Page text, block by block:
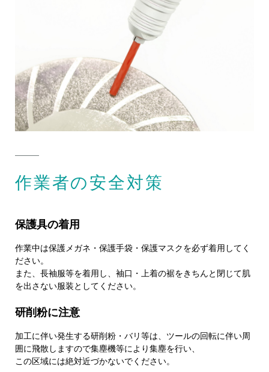
作業者の安全対策
保護具の着用
作業中は保護メガネ・保護手袋・保護マスクを必ず着用してく
ださい。
また、長袖服等を着用し、袖口・上着の裾をきちんと閉じて肌
を出さない服装としてください。
研削粉に注意
加工に伴い発生する研削粉・バリ等は、ツールの回転に伴い周
囲に飛散しますので集塵機等により集塵を行い、
この区域には絶対近づかないでください。